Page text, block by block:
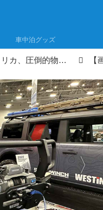
車中泊グッズ
さすがアメリカ、圧倒的物量！車中泊＆オーバーランド関連アイテムをピックアップ！【SEMAショーレポ】